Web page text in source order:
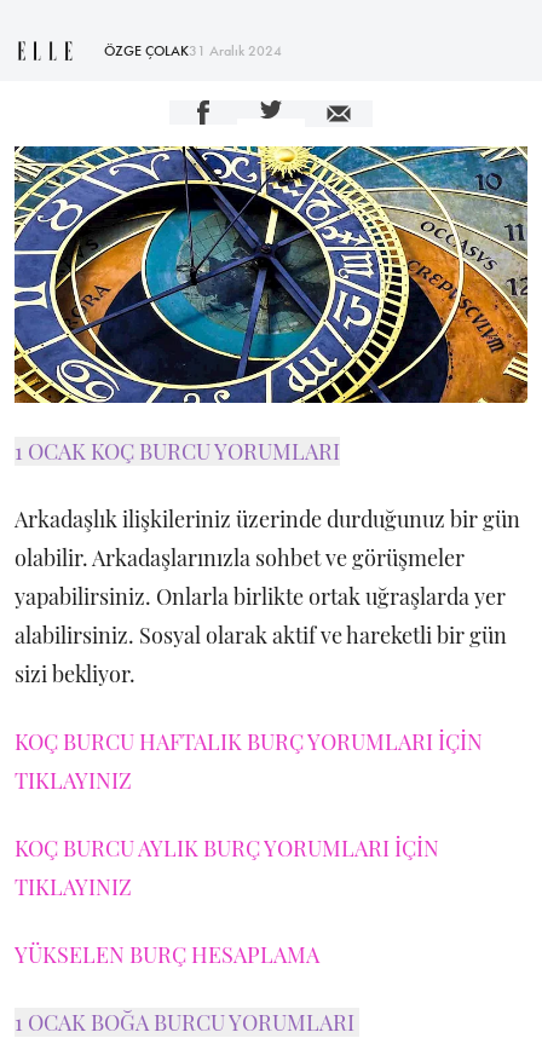
ÖZGE ÇOLAK31 Aralık 2024
1 OCAK KOÇ BURCU YORUMLARI
Arkadaşlık ilişkileriniz üzerinde durduğunuz bir gün
olabilir. Arkadaşlarınızla sohbet ve görüşmeler
yapabilirsiniz. Onlarla birlikte ortak uğraşlarda yer
alabilirsiniz. Sosyal olarak aktif ve hareketli bir gün
sizi bekliyor.
KOÇ BURCU HAFTALIK BURÇ YORUMLARI İÇİN
TIKLAYINIZ
KOÇ BURCU AYLIK BURÇ YORUMLARI İÇİN
TIKLAYINIZ
YÜKSELEN BURÇ HESAPLAMA
1 OCAK BOĞA BURCU YORUMLARI